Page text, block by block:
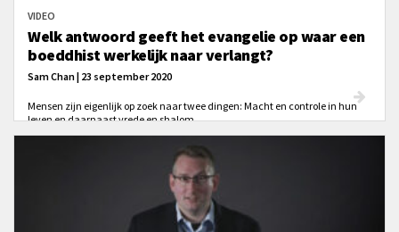
VIDEO
Welk antwoord geeft het evangelie op waar een
boeddhist werkelijk naar verlangt?
Sam Chan | 23 september 2020
Mensen zijn eigenlijk op zoek naar twee dingen: Macht en controle in hun
leven en daarnaast vrede en shalom.